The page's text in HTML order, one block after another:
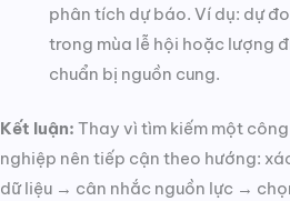
phân tích dự báo. Ví dụ: dự
trong mùa lễ hội hoặc lượng
chuẩn bị nguồn cung.
Kết luận: Thay vì tìm kiếm một
nghiệp nên tiếp cận theo hướng:
dữ liệu → cân nhắc nguồn lực →